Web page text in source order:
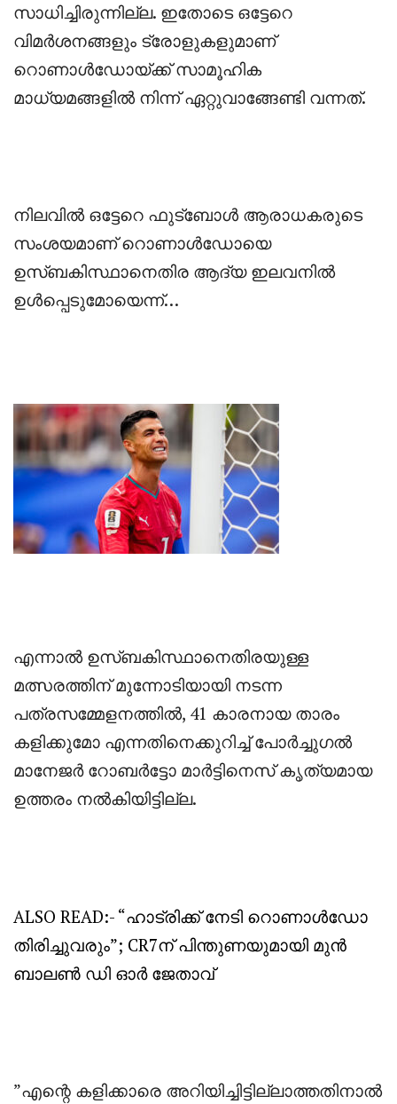
സാധിച്ചിരുന്നില്ല. ഇതോടെ ഒട്ടേറെ
വിമർശനങ്ങളും ട്രോളുകളുമാണ്
റൊണാൾഡോയ്ക്ക് സാമൂഹിക
മാധ്യമങ്ങളിൽ നിന്ന് ഏറ്റുവാങ്ങേണ്ടി വന്നത്.
‎നിലവിൽ ഒട്ടേറെ ഫുട്ബോൾ ആരാധകരുടെ
സംശയമാണ് റൊണാൾഡോയെ
ഉസ്ബകിസ്ഥാനെതിര ആദ്യ ഇലവനിൽ
ഉൾപ്പെടുമോയെന്ന്…
‎എന്നാൽ ഉസ്ബകിസ്ഥാനെതിരയുള്ള
മത്സരത്തിന് മുന്നോടിയായി നടന്ന
പത്രസമ്മേളനത്തിൽ, 41 കാരനായ താരം
കളിക്കുമോ എന്നതിനെക്കുറിച്ച് പോർച്ചുഗൽ
മാനേജർ റോബർട്ടോ മാർട്ടിനെസ് കൃത്യമായ
ഉത്തരം നൽകിയിട്ടില്ല.
ALSO READ:- “ഹാട്രിക്ക് നേടി റൊണാൾഡോ
തിരിച്ചുവരും”; CR7ന് പിന്തുണയുമായി മുൻ
ബാലൺ ഡി ഓർ ജേതാവ്
‎”എന്റെ കളിക്കാരെ അറിയിച്ചിട്ടില്ലാത്തതിനാൽ